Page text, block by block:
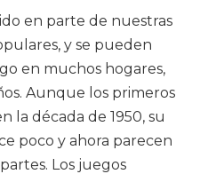
en parte de nuestras
y se pueden
en muchos hogares,
Aunque los primeros
la década de 1950, su
poco y ahora parecen
Los juegos